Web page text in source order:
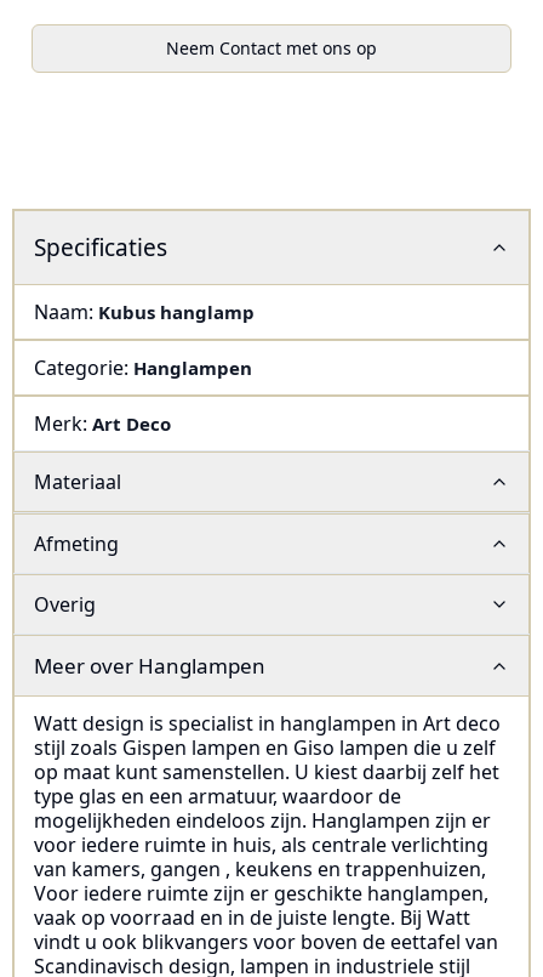
Neem Contact met ons op
Specificaties
Naam: Kubus hanglamp
Categorie: Hanglampen
Merk: Art Deco
Materiaal
Afmeting
Overig
Meer over Hanglampen
Watt design is specialist in hanglampen in Art deco
stijl zoals Gispen lampen en Giso lampen die u zelf
op maat kunt samenstellen. U kiest daarbij zelf het
type glas en een armatuur, waardoor de
mogelijkheden eindeloos zijn. Hanglampen zijn er
voor iedere ruimte in huis, als centrale verlichting
van kamers, gangen , keukens en trappenhuizen,
Voor iedere ruimte zijn er geschikte hanglampen,
vaak op voorraad en in de juiste lengte. Bij Watt
vindt u ook blikvangers voor boven de eettafel van
Scandinavisch design, lampen in industriele stijl